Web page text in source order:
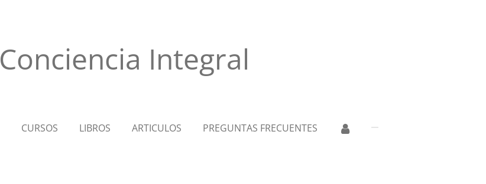
Conciencia Integral
CURSOS LIBROS ARTICULOS PREGUNTAS FRECUENTES